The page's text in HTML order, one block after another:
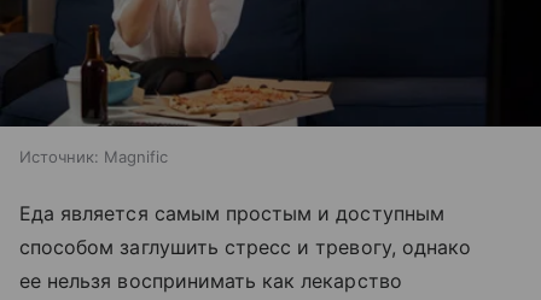
Источник: Magnific
Еда является самым простым и доступным
способом заглушить стресс и тревогу, однако
ее нельзя воспринимать как лекарство